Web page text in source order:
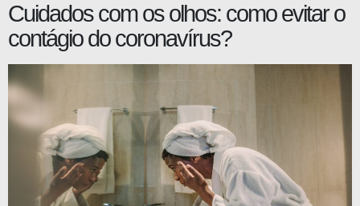
Cuidados com os olhos: como evitar o
contágio do coronavírus?